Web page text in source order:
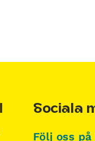
Sociala
Följ oss